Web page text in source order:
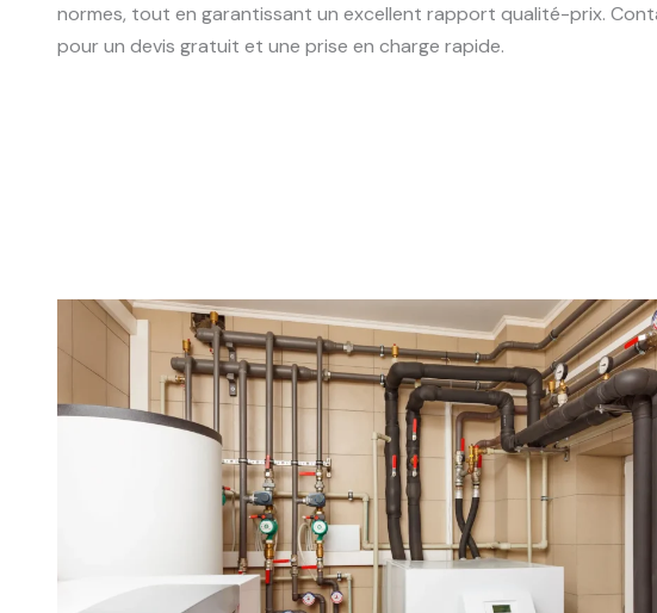
normes, tout en garantissant un excellent rapport qualité-prix.
pour un devis gratuit et une prise en charge rapide.